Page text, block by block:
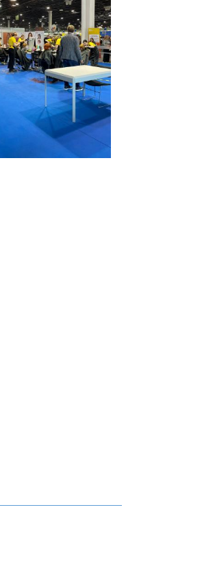
Aktív iskola lettünk
2023. november 17. 08:28